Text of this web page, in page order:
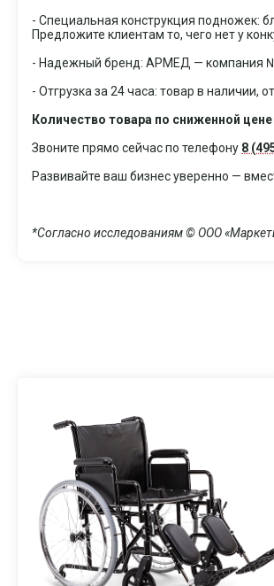
- Специальная конструкция подножек:
Предложите клиентам то, чего нет у
- Надежный бренд: АРМЕД — компания
- Отгрузка за 24 часа: товар в наличии,
Количество товара по сниженной
Звоните прямо сейчас по телефону 8
Развивайте ваш бизнес уверенно —
*Согласно исследованиям © ООО